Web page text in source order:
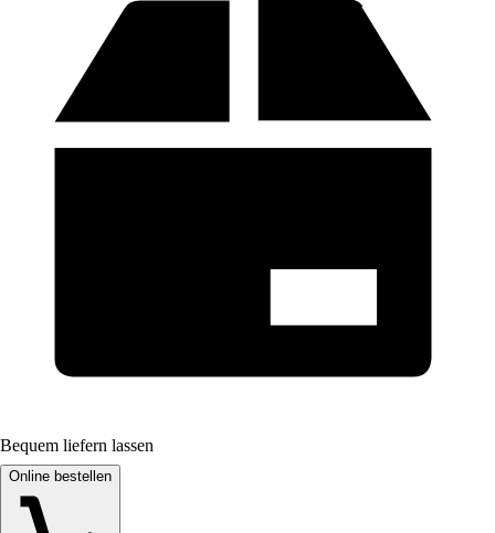
Bequem liefern lassen
Online bestellen